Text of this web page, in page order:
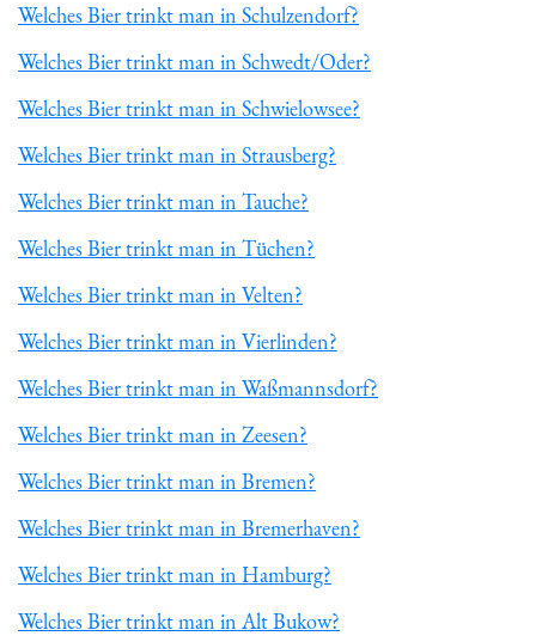
Welches Bier trinkt man in Schulzendorf?
Welches Bier trinkt man in Schwedt/Oder?
Welches Bier trinkt man in Schwielowsee?
Welches Bier trinkt man in Strausberg?
Welches Bier trinkt man in Tauche?
Welches Bier trinkt man in Tüchen?
Welches Bier trinkt man in Velten?
Welches Bier trinkt man in Vierlinden?
Welches Bier trinkt man in Waßmannsdorf?
Welches Bier trinkt man in Zeesen?
Welches Bier trinkt man in Bremen?
Welches Bier trinkt man in Bremerhaven?
Welches Bier trinkt man in Hamburg?
Welches Bier trinkt man in Alt Bukow?